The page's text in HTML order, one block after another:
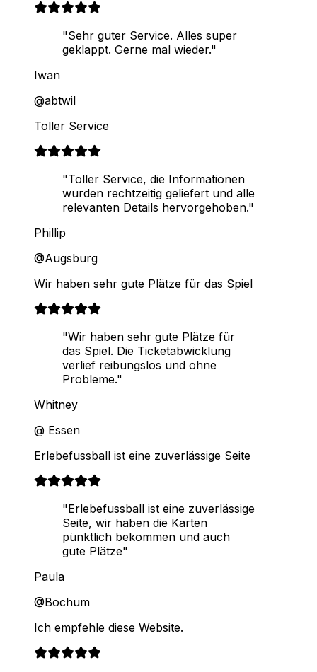
"Sehr guter Service. Alles super
geklappt. Gerne mal wieder."
Iwan
@abtwil
Toller Service
"Toller Service, die Informationen
wurden rechtzeitig geliefert und alle
relevanten Details hervorgehoben."
Phillip
@Augsburg
Wir haben sehr gute Plätze für das Spiel
"Wir haben sehr gute Plätze für
das Spiel. Die Ticketabwicklung
verlief reibungslos und ohne
Probleme."
Whitney
@ Essen
Erlebefussball ist eine zuverlässige Seite
"Erlebefussball ist eine zuverlässige
Seite, wir haben die Karten
pünktlich bekommen und auch
gute Plätze"
Paula
@Bochum
Ich empfehle diese Website.